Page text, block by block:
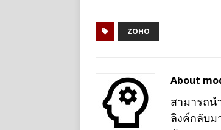
ZOHO
About
สามารถน
ลิงค์กลับม